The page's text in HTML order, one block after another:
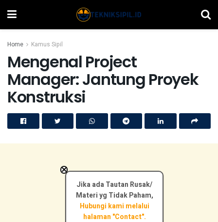
Home Kamus Sipil
Mengenal Project
Manager: Jantung Proyek
Konstruksi
Jika ada Tautan Rusak/
Materi yg Tidak Paham,
Hubungi kami melalui
halaman "Contact".
×